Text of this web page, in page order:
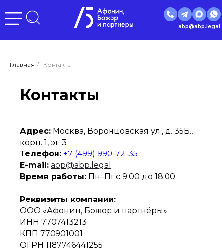
abp@abp.legal
Главная / Контакты
Контакты
Адрес: Москва, Воронцовская ул., д. 35Б.,
корп. 1, эт. 3
Телефон: +7 (499) 990-72-35
E-mail: abp@abp.legal
Время работы: Пн–Пт с 9:00 до 18:00
Реквизиты компании:
ООО «Афонин, Божор и партнёры»
ИНН 7707413213
КПП 770901001
ОГРН 1187746441255